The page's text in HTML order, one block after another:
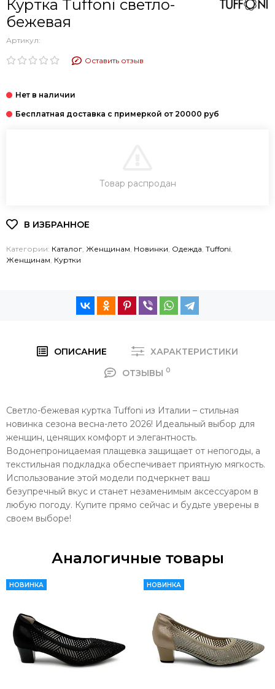
Куртка Tuffoni светло-
бежевая
Артикул:
Оставить отзыв
КУПИТЬ В 1 КЛИК
Товар распродан
Категории: Каталог Женщинам Новинки Одежда Tuffoni
Женщинам Куртки
ОПИСАНИЕ
ХАРАКТЕРИСТИКИ
ОТЗЫВЫ 0
Светло-бежевая куртка Tuffoni из Италии – стильная
новинка сезона весна-лето 2026! Идеальный выбор для
женщин, ценящих комфорт и элегантность.
Водонепроницаемая плащевка защищает от непогоды, а
текстильная подкладка обеспечивает приятную мягкость.
Использование этой модели подчеркнет ваш
безупречный вкус и станет незаменимым аксессуаром в
любую погоду. Купите прямо сейчас и будьте уверены в
своем выборе!
Аналогичные товары
НОВИНКА НОВИНКА